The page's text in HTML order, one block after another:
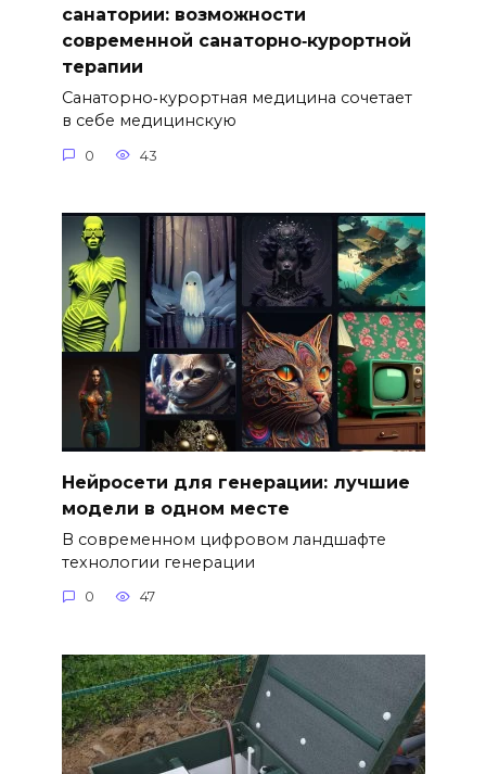
санатории: возможности
современной санаторно‑курортной
терапии
Санаторно‑курортная медицина сочетает
в себе медицинскую
0 43
Нейросети для генерации: лучшие
модели в одном месте
В современном цифровом ландшафте
технологии генерации
0 47